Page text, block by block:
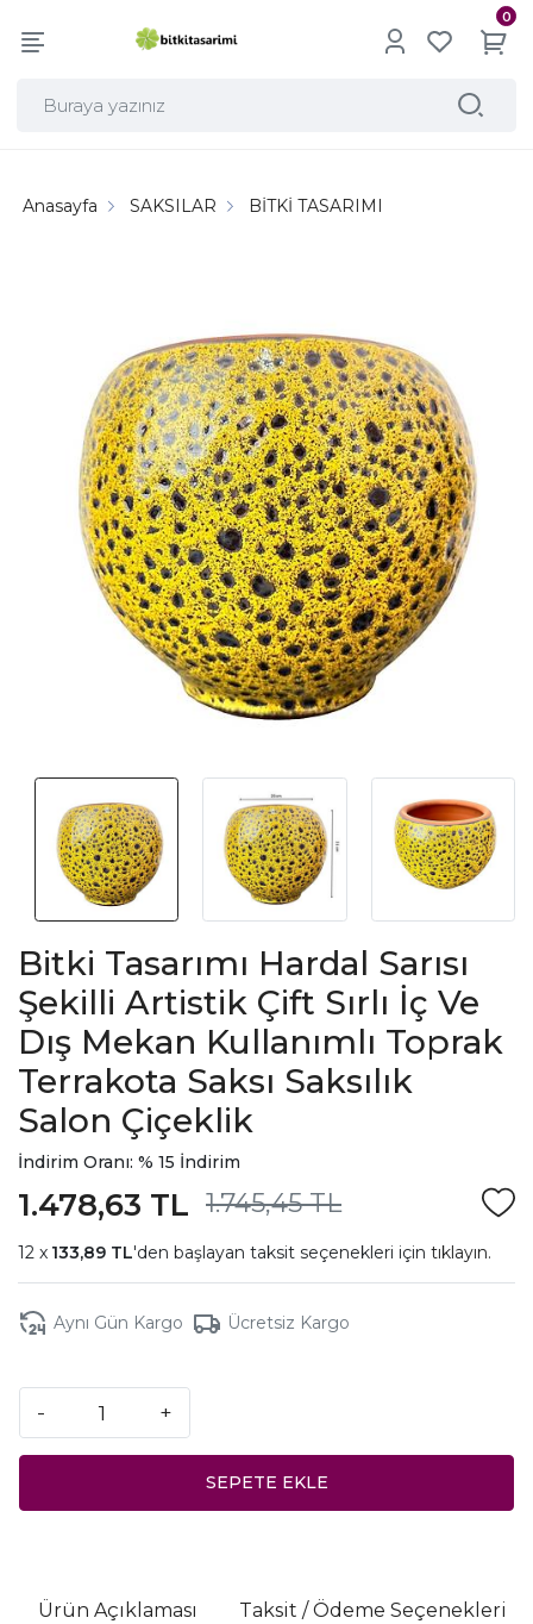
0
Anasayfa SAKSILAR BİTKİ TASARIMI
Bitki Tasarımı Hardal Sarısı
Şekilli Artistik Çift Sırlı İç Ve
Dış Mekan Kullanımlı Toprak
Terrakota Saksı Saksılık
Salon Çiçeklik
İndirim Oranı: % 15 İndirim
1.745,45 TL
1.478,63 TL
133,89 TL'den başlayan taksit seçenekleri için tıklayın.
Aynı Gün Kargo Ücretsiz Kargo
- +
SEPETE EKLE
Ürün Açıklaması Taksit / Ödeme Seçenekleri